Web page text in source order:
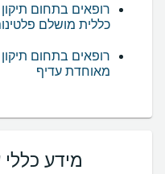
רופאים בתחום
כללית מושלם
רופאים בתחום
מאוחדת עדיף
מידע כללי